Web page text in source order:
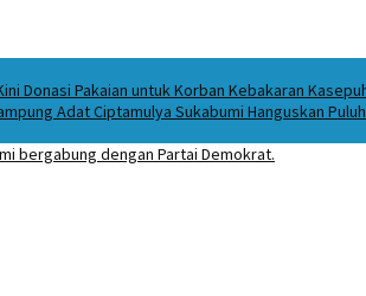
Donasi Pakaian untuk Korban Kebakaran
Adat Ciptamulya Sukabumi Hanguskan